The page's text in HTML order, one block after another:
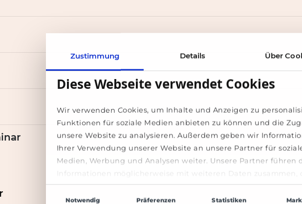
Zustimmung Details Über
Diese Webseite verwendet Cookies
Wir verwenden Cookies, um Inhalte und Anzeigen zu
Funktionen für soziale Medien anbieten zu können und die
unsere Website zu analysieren. Außerdem geben wir
Ihrer Verwendung unserer Website an unsere Partner für
Medien, Werbung und Analysen weiter. Unsere Partner führen
Informationen möglicherweise mit weiteren Daten zusammen,
Dienste gesammelt haben.
Notwendig
Präferenzen Statistiken
sind inzwischen in allen